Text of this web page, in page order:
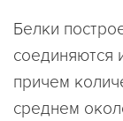
Белки
соединяются
причем
среднем